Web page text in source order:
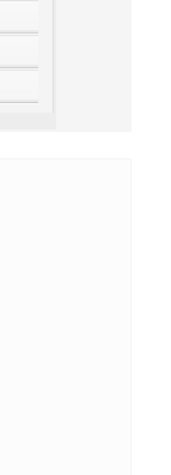
kukuruza pada
vatra se
zadovoljan
ignorišite!
Bee SRT
Sa